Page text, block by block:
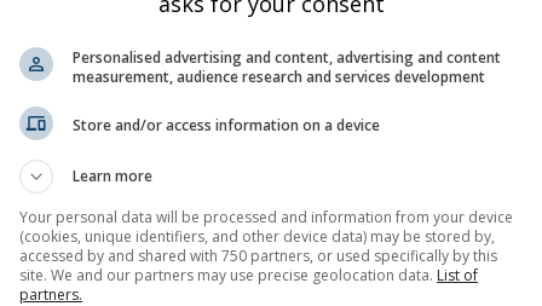
monde. Vous pouvez consulter les informations
Les diagrammes des archives météorologiques sont
relative par intervalles d'une heure
(fond bleu clair). Plus le fond gris est foncé, plus la
(en degré 0° = Nord, 90° = Est, 180° = Sud et 270° = Ouest).
historiques, la ligne verte représente la vitesse du vent et
du vent
Personalised advertising and content, advertising and content
measurement, audience research and services development
Store and/or access information on a device
Learn more
Your personal data will be processed and information from your device
(cookies, unique identifiers, and other device data) may be stored by,
accessed by and shared with 750 partners, or used specifically by this
site. We and our partners may use precise geolocation data. List of
partners.